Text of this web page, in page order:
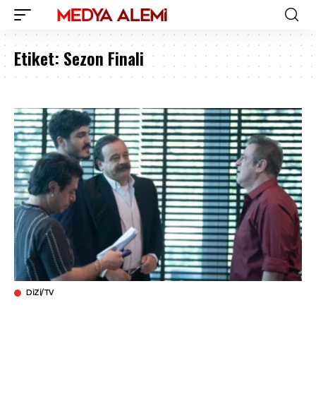
Etiket: Sezon Finali
DIZI/TV